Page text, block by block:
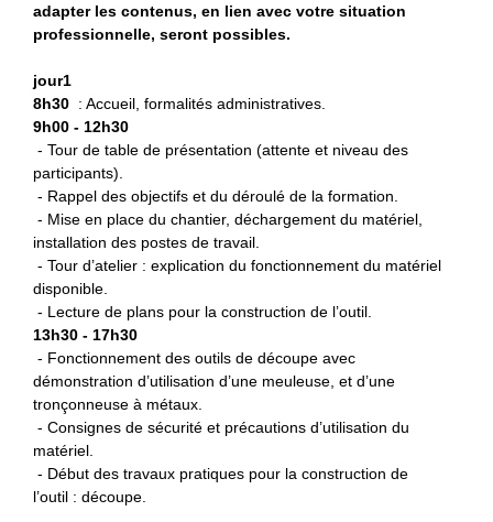
adapter les contenus, en lien avec votre situation
professionnelle, seront possibles.
jour1
8h30 : Accueil, formalités administratives.
9h00 - 12h30
- Tour de table de présentation (attente et niveau des
participants).
- Rappel des objectifs et du déroulé de la formation.
- Mise en place du chantier, déchargement du matériel,
installation des postes de travail.
- Tour d’atelier : explication du fonctionnement du matériel
disponible.
- Lecture de plans pour la construction de l’outil.
13h30 - 17h30
- Fonctionnement des outils de découpe avec
démonstration d’utilisation d’une meuleuse, et d’une
tronçonneuse à métaux.
- Consignes de sécurité et précautions d’utilisation du
matériel.
- Début des travaux pratiques pour la construction de
l’outil : découpe.